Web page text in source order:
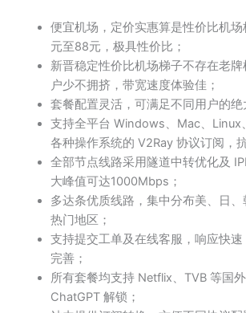
便宜机场，定价实惠算是性价比机
元至88元，极具性价比；
新晋稳定性价比机场梯子不存在老
户少不拥挤，带宽速度体验佳；
套餐配置灵活，可满足不同用户的绝
支持全平台 Windows、Mac、Linux
各种操作系统的 V2Ray 协议订阅，
全部节点线路采用隧道中转优化及
大峰值可达1000Mbps；
多达条优质线路，集中分布美、日
热门地区；
支持提交工单及在线客服，响应快
完善；
所有套餐均支持 Netflix、TVB 等国
ChatGPT 解锁；